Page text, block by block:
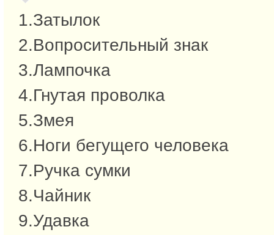
1.Затылок
2.Вопросительный знак
3.Лампочка
4.Гнутая проволка
5.Змея
6.Ноги бегущего человека
7.Ручка сумки
8.Чайник
9.Удавка